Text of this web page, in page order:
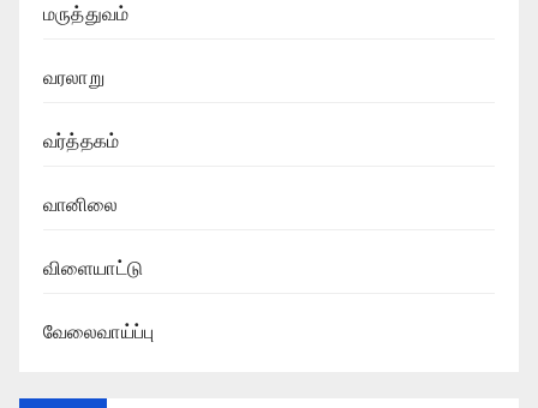
மருத்துவம்
வரலாறு
வர்த்தகம்
வானிலை
விளையாட்டு
வேலைவாய்ப்பு